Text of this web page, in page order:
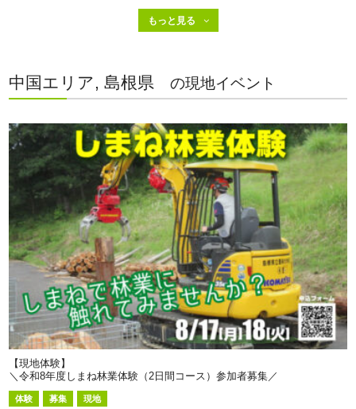
中国エリア, 島根県 の現地イベント
【現地体験】
＼令和8年度しまね林業体験（2日間コース）参加者募集／
体験 募集 現地